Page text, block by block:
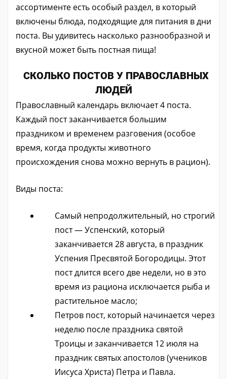
ассортименте есть особый раздел, в который
включены блюда, подходящие для питания в дни
поста. Вы удивитесь насколько разнообразной и
вкусной может быть постная пища!
СКОЛЬКО ПОСТОВ У ПРАВОСЛАВНЫХ
ЛЮДЕЙ
Православный календарь включает 4 поста.
Каждый пост заканчивается большим
праздником и временем разговения (особое
время, когда продукты животного
происхождения снова можно вернуть в рацион).
Виды поста:
Самый непродолжительный, но строгий
пост — Успенский, который
заканчивается 28 августа, в праздник
Успения Пресвятой Богородицы. Этот
пост длится всего две недели, но в это
время из рациона исключается рыба и
растительное масло;
Петров пост, который начинается через
неделю после праздника святой
Троицы и заканчивается 12 июля на
праздник святых апостолов (учеников
Иисуса Христа) Петра и Павла.